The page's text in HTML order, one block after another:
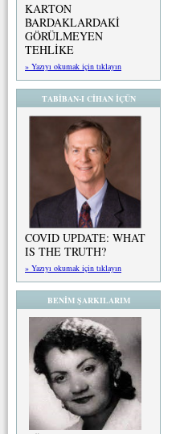
KARTON
BARDAKLARDAKİ
GÖRÜLMEYEN
TEHLİKE
» Yazıyı okumak için tıklayın
TABİBAN-I CİHAN İÇÜN
COVID UPDATE: WHAT
IS THE TRUTH?
» Yazıyı okumak için tıklayın
BENİM ŞARKILARIM